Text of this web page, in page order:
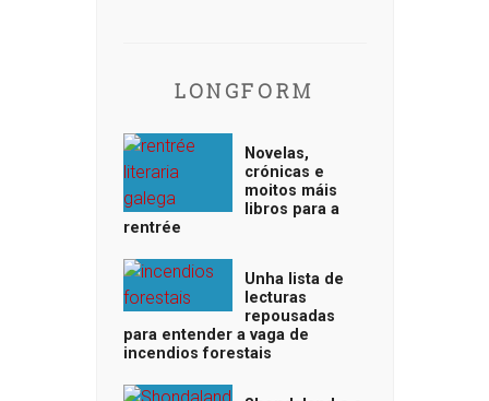
LONGFORM
Novelas,
crónicas e
moitos máis
libros para a
rentrée
Unha lista de
lecturas
repousadas
para entender a vaga de
incendios forestais